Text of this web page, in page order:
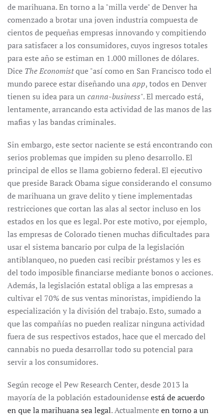
de marihuana. En torno a la "milla verde" de Denver ha
comenzado a brotar una joven industria compuesta de
cientos de pequeñas empresas innovando y compitiendo
para satisfacer a los consumidores, cuyos ingresos totales
para este año se estiman en 1.000 millones de dólares.
Dice The Economistque "así como en San Francisco todo el
mundo parece estar diseñando unaapp, todos en Denver
tienen su idea para un canna-business". El mercado está,
lentamente, arrancando esta actividad de las manos de las
mafias y las bandas criminales.
Sin embargo, este sector naciente se está encontrando con
serios problemas que impiden su pleno desarrollo. El
principal de ellos se llama gobierno federal. El ejecutivo
que preside Barack Obama sigue considerando el consumo
de marihuana un grave delito y tiene implementadas
restricciones que cortan las alas al sector incluso en los
estados en los que es legal. Por este motivo, por ejemplo,
las empresas de Colorado tienen muchas dificultades para
usar el sistema bancario por culpa de la legislación
antiblanqueo, no pueden casi recibir préstamos y les es
del todo imposible financiarse mediante bonos o acciones.
Además, la legislación estatal obliga a las empresas a
cultivar el 70% de sus ventas minoristas, impidiendo la
especialización y la división del trabajo. Esto, sumado a
que las compañías no pueden realizar ninguna actividad
fuera de sus respectivos estados, hace que el mercado del
cannabis no pueda desarrollar todo su potencial para
servir a los consumidores.
Según recoge el Pew Research Center, desde 2013 la
mayoría de la población estadounidenseestá de acuerdo
en que la marihuana sea legal. Actualmenteen torno a un